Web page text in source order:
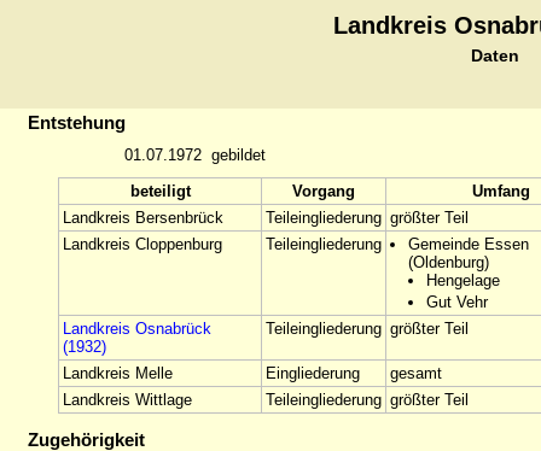
Landkreis
Daten
Entstehung
01.07.1972 gebildet
beteiligt
Vorgang
Umfang
Landkreis Bersenbrück
Teileingliederung größter Teil
Landkreis Cloppenburg
Teileingliederung
Gemeinde Essen
(Oldenburg)
Hengelage
Gut Vehr
Landkreis Osnabrück
(1932)
Teileingliederung größter Teil
Landkreis Melle Eingliederung
gesamt
Landkreis Wittlage
Teileingliederung größter Teil
Zugehörigkeit